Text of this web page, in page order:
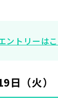
ントリーは
日（火）